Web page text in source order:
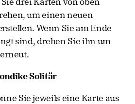
um einen neuen
Wenn Sie am Ende
sind, drehen Sie ihn um
Solitär
Sie jeweils eine Karte aus